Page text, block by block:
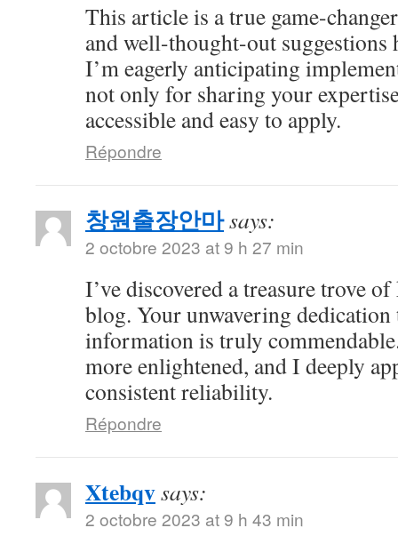
This article is a true game-
and well-thought-out
I’m eagerly anticipating
not only for sharing your
accessible and easy to apply.
Répondre
창원출장안마says:
2 octobre 2023 at 9 h 27 min
I’ve discovered a treasure trove
blog. Your unwavering
information is truly
more enlightened, and I deeply
consistent reliability.
Répondre
Xtebqvsays:
2 octobre 2023 at 9 h 43 min